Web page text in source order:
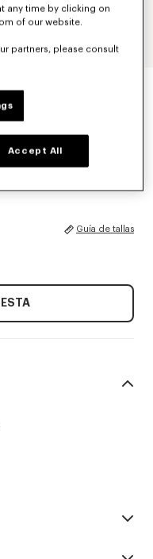
Guía de tallas
any time by clicking on
of our website.
partners, please consult
Accept All